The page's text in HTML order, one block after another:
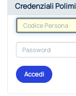
Credenziali Polimi
Accedi